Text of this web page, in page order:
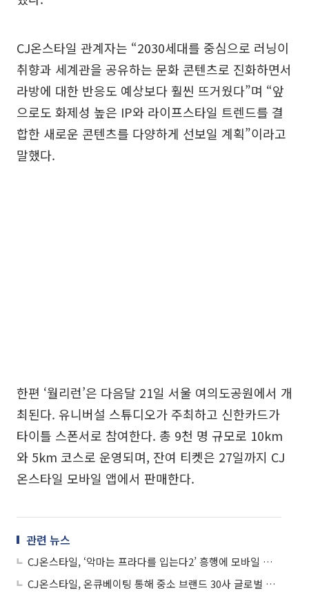
CJ온스타일 관계자는 “2030세대를 중심으로 러닝이
취향과 세계관을 공유하는 문화 콘텐츠로 진화하면서
라방에 대한 반응도 예상보다 훨씬 뜨거웠다”며 “앞
으로도 화제성 높은 IP와 라이프스타일 트렌드를 결
합한 새로운 콘텐츠를 다양하게 선보일 계획”이라고
말했다.
한편 ‘월리런’은 다음달 21일 서울 여의도공원에서 개
최된다. 유니버설 스튜디오가 주최하고 신한카드가
타이틀 스폰서로 참여한다. 총 9천 명 규모로 10km
와 5km 코스로 운영되며, 잔여 티켓은 27일까지 CJ
온스타일 모바일 앱에서 판매한다.
관련 뉴스
CJ온스타일, ‘악마는 프라다를 입는다2’ 흥행에 모바일 이용자 급증
CJ온스타일, 온큐베이팅 통해 중소 브랜드 30사 글로벌 성장 지원